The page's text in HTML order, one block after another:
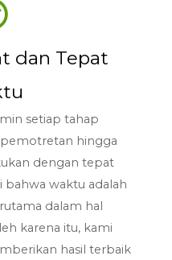
dan Tepat
setiap tahap
hingga
dengan tepat
waktu adalah
dalam hal
karena itu, kami
hasil terbaik